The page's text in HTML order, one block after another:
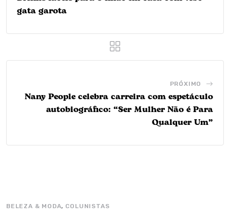
gata garota
PRÓXIMO
Nany People celebra carreira com espetáculo
autobiográfico: “Ser Mulher Não é Para
Qualquer Um”
BELEZA & MODA, COLUNISTAS